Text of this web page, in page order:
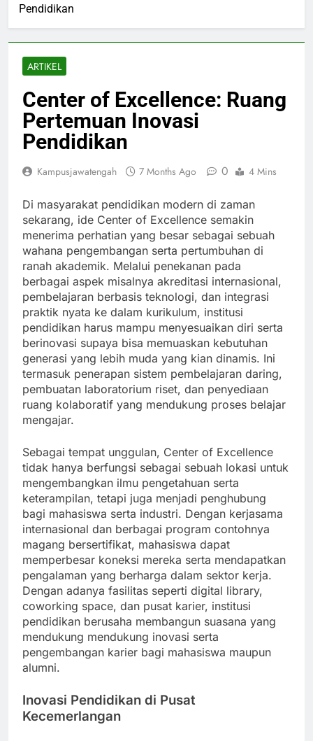
Pendidikan
ARTIKEL
Center of Excellence: Ruang
Pertemuan Inovasi
Pendidikan
Kampusjawatengah 7 Months Ago 0 4 Mins
Di masyarakat pendidikan modern di zaman
sekarang, ide Center of Excellence semakin
menerima perhatian yang besar sebagai sebuah
wahana pengembangan serta pertumbuhan di
ranah akademik. Melalui penekanan pada
berbagai aspek misalnya akreditasi internasional,
pembelajaran berbasis teknologi, dan integrasi
praktik nyata ke dalam kurikulum, institusi
pendidikan harus mampu menyesuaikan diri serta
berinovasi supaya bisa memuaskan kebutuhan
generasi yang lebih muda yang kian dinamis. Ini
termasuk penerapan sistem pembelajaran daring,
pembuatan laboratorium riset, dan penyediaan
ruang kolaboratif yang mendukung proses belajar
mengajar.
Sebagai tempat unggulan, Center of Excellence
tidak hanya berfungsi sebagai sebuah lokasi untuk
mengembangkan ilmu pengetahuan serta
keterampilan, tetapi juga menjadi penghubung
bagi mahasiswa serta industri. Dengan kerjasama
internasional dan berbagai program contohnya
magang bersertifikat, mahasiswa dapat
memperbesar koneksi mereka serta mendapatkan
pengalaman yang berharga dalam sektor kerja.
Dengan adanya fasilitas seperti digital library,
coworking space, dan pusat karier, institusi
pendidikan berusaha membangun suasana yang
mendukung mendukung inovasi serta
pengembangan karier bagi mahasiswa maupun
alumni.
Inovasi Pendidikan di Pusat
Kecemerlangan